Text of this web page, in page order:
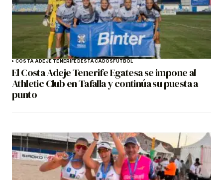
COSTA ADEJE TENERIFE DESTACADOS FÚTBOL
El Costa Adeje Tenerife Egatesa se impone al
Athletic Club en Tafalla y continúa su puesta a
punto